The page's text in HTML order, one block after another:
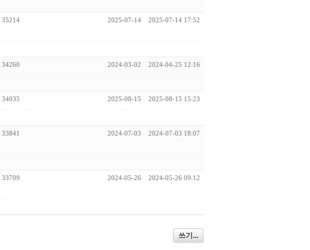
35214 2025-07-14 2025-07-14 17:52
34260 2024-03-02 2024-04-25 12:16
34035 2025-08-15 2025-08-15 15:23
33841 2024-07-03 2024-07-03 18:07
33709 2024-05-26 2024-05-26 09:12
쓰기...